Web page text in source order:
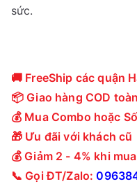
sức.
🚚 FreeShip các quận
📦 Giao hàng COD
💰 Mua Combo hoặc
🎁 Ưu đãi với khách cũ
💰 Giảm 2 - 4% khi
📞 Gọi ĐT/Zalo: